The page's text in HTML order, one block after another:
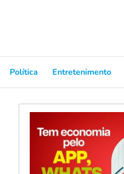
Política Entretenimento